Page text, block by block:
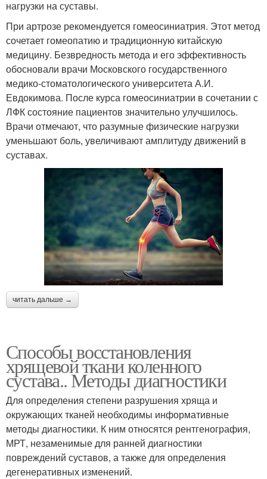
нагрузки на суставы.
При артрозе рекомендуется гомеосиниатрия. Этот метод
сочетает гомеопатию и традиционную китайскую
медицину. Безвредность метода и его эффективность
обосновали врачи Московского государственного
медико-стоматологического университета А.И.
Евдокимова. После курса гомеосиниатрии в сочетании с
ЛФК состояние пациентов значительно улучшилось.
Врачи отмечают, что разумные физические нагрузки
уменьшают боль, увеличивают амплитуду движений в
суставах.
читать дальше →
Способы восстановления
хрящевой ткани коленного
сустава.. Методы диагностики
Для определения степени разрушения хряща и
окружающих тканей необходимы информативные
методы диагностики. К ним относятся рентгенография,
МРТ, незаменимые для ранней диагностики
повреждений суставов, а также для определения
дегенеративных изменений.